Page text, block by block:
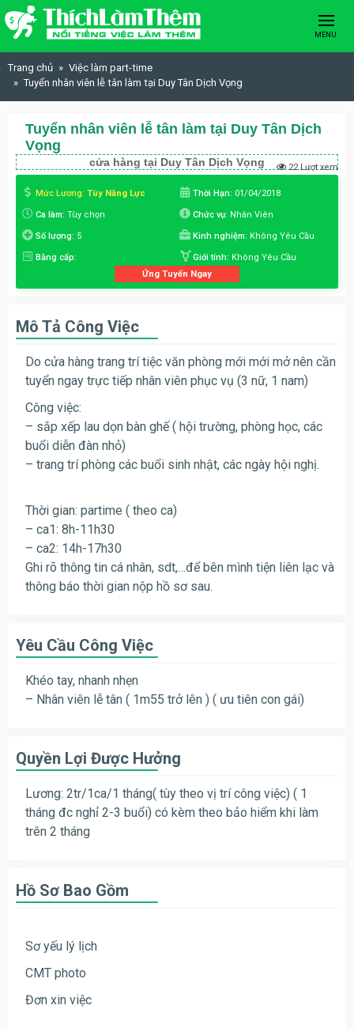
Skip to content
MENU
Trang chủ
Việc làm part-time
Tuyển nhân viên lễ tân làm tại Duy Tân Dịch Vọng
Tuyển nhân viên lễ tân làm tại Duy Tân Dịch
Vọng
cửa hàng tại Duy Tân Dịch Vọng 22 Lượt xem
Mức Lương: Tùy Năng Lực Thời Hạn: 01/04/2018
Ca làm: Tùy chọn Chức vụ: Nhân Viên
Số lượng: 5 Kinh nghiệm: Không Yêu Cầu
Bằng cấp: Giới tính: Không Yêu Cầu
Ứng Tuyển Ngay
Mô Tả Công Việc
Do cửa hàng trang trí tiệc văn phòng mới mới mở nên cần
tuyển ngay trực tiếp nhân viên phục vụ (3 nữ, 1 nam)
Công việc:
– sắp xếp lau dọn bàn ghế ( hội trường, phòng học, các
buổi diễn đàn nhỏ)
– trang trí phòng các buổi sinh nhật, các ngày hội nghị.
Thời gian: partime ( theo ca)
– ca1: 8h-11h30
– ca2: 14h-17h30
Ghi rõ thông tin cá nhân, sdt,…để bên mình tiện liên lạc và
thông báo thời gian nộp hồ sơ sau.
Yêu Cầu Công Việc
Khéo tay, nhanh nhẹn
– Nhân viên lễ tân ( 1m55 trở lên ) ( ưu tiên con gái)
Quyền Lợi Được Hưởng
Lương: 2tr/1ca/1 tháng( tùy theo vị trí công việc) ( 1
tháng đc nghỉ 2-3 buổi) có kèm theo bảo hiểm khi làm
trên 2 tháng
Hồ Sơ Bao Gồm
Sơ yếu lý lịch
CMT photo
Đơn xin việc